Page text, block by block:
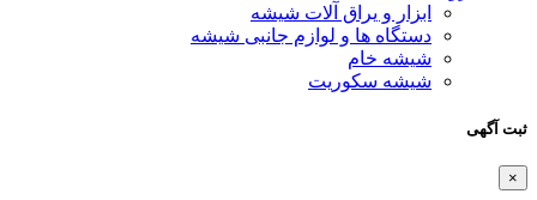
ابزار و یراق آلات شیشه
دستگاه ها و لوازم جانبی شیشه
شیشه خام
شیشه سکوریت
ثبت آگهی
×